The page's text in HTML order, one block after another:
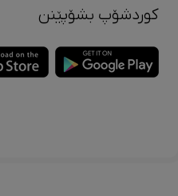
کوردشۆپ بشۆپێنن